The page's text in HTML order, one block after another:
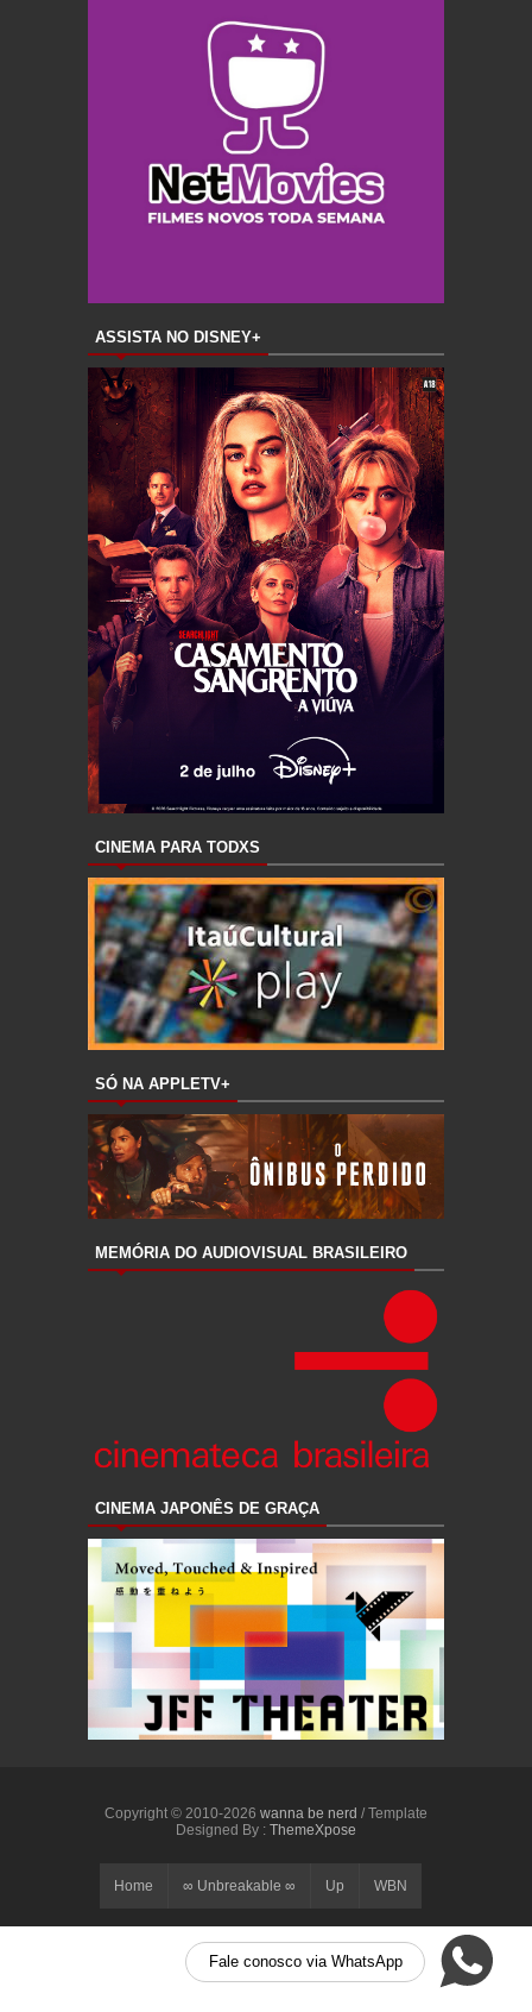
Fale conosco via WhatsApp
ASSISTA NO DISNEY+
CINEMA PARA TODXS
SÓ NA APPLETV+
MEMÓRIA DO AUDIOVISUAL BRASILEIRO
CINEMA JAPONÊS DE GRAÇA
Copyright © 2010-2026 wanna be nerd / Template
Designed By : ThemeXpose
Home ∞ Unbreakable ∞ Up WBN